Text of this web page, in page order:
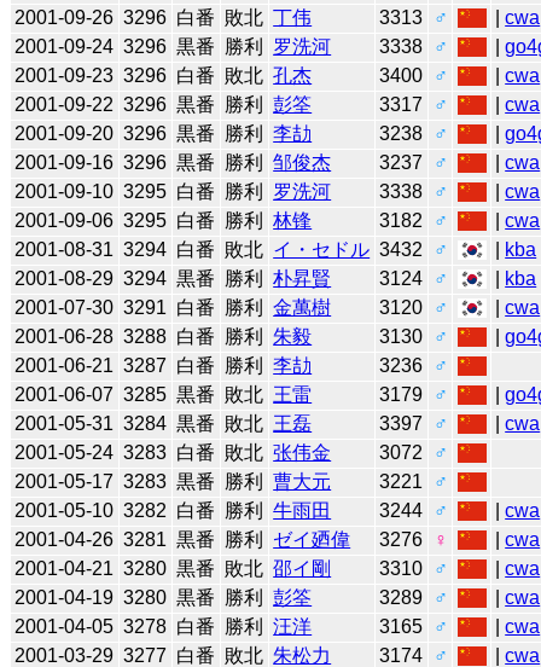
2001-09-26 3296 白番 敗北 丁伟 3313 ♂ |cwa
2001-09-24 3296 黒番 勝利 罗洗河 3338 ♂ |
2001-09-23 3296 白番 敗北 孔杰 3400 ♂ |cwa
2001-09-22 3296 黒番 勝利 彭筌 3317 ♂ |cwa
2001-09-20 3296 黒番 勝利 李劼 3238 ♂ |
2001-09-16 3296 黒番 勝利 邹俊杰 3237 ♂ |cwa
2001-09-10 3295 白番 勝利 罗洗河 3338 ♂ |cwa
2001-09-06 3295 白番 勝利 林锋 3182 ♂ |cwa
2001-08-31 3294 白番 敗北 イ・セドル 3432 ♂ kba
2001-08-29 3294 黒番 勝利 朴昇賢 3124 ♂ kba
2001-07-30 3291 白番 勝利 金萬樹 3120 ♂ |cwa
2001-06-28 3288 白番 勝利 朱毅 3130 ♂ |
2001-06-21 3287 白番 勝利 李劼 3236
♂
2001-06-07 3285 黒番 敗北 王雷 3179 ♂ |
2001-05-31 3284 黒番 敗北 王磊 3397 ♂ |cwa
2001-05-24 3283 白番 敗北 张伟金 3072
♂
2001-05-17 3283 黒番 勝利 曹大元 3221
♂
2001-05-10 3282 白番 勝利 牛雨田 3244 ♂ |cwa
2001-04-26 3281 黒番 勝利 ゼイ廼偉 3276 ♀ |cwa
2001-04-21 3280 黒番 敗北 邵イ剛 3310 ♂ |cwa
2001-04-19 3280 黒番 勝利 彭筌 3289 ♂ |cwa
2001-04-05 3278 白番 勝利 汪洋 3165 ♂ |cwa
2001-03-29 3277 白番 敗北 朱松力 3174 ♂ |cwa